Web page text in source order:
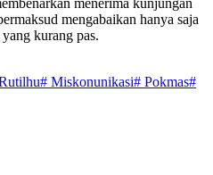
menerima kunjungan
mengabaikan hanya saja
kurang pas.
# Miskonunikasi# Pokmas#